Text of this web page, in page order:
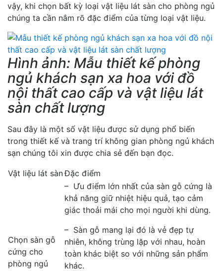
vậy, khi chọn bất kỳ loại vật liệu lát sàn cho phòng ngủ
chúng ta cần nắm rõ đặc điểm của từng loại vật liệu.
Hình ảnh: Mẫu thiết kế phòng
ngủ khách sạn xa hoa với đồ
nội thất cao cấp và vật liệu lát
sàn chất lượng
Sau đây là một số vật liệu được sử dụng phổ biến
trong thiết kế và trang trí không gian phòng ngủ khách
sạn chúng tôi xin được chia sẻ đến bạn đọc.
Vật liệu lát sànĐặc điểm
Chọn sàn gỗ
cứng cho
phòng ngủ
– Ưu điểm lớn nhất của sàn gỗ cứng là
khả năng giữ nhiệt hiệu quả, tạo cảm
giác thoải mái cho mọi người khi dùng.
– Sàn gỗ mang lại đó là vẻ đẹp tự
nhiên, không trùng lặp với nhau, hoàn
toàn khác biệt so với những sản phẩm
khác.